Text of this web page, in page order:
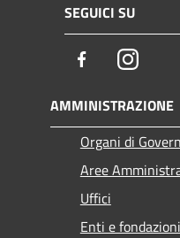
SEGUICI SU
Facebook
AMMINISTRAZIONE
Organi di
Aree
Uffici
Enti e fondazioni